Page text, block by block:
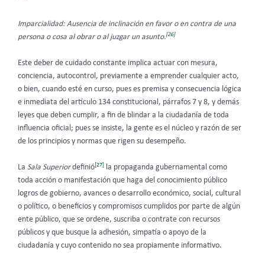
Imparcialidad: Ausencia de inclinación en favor o en contra de una
persona o cosa al obrar o al juzgar un asunto.[26]
Este deber de cuidado constante implica actuar con mesura,
conciencia, autocontrol, previamente a emprender cualquier acto,
o bien, cuando esté en curso, pues es premisa y consecuencia lógica
e inmediata del artículo 134 constitucional, párrafos 7 y 8, y demás
leyes que deben cumplir, a fin de blindar a la ciudadanía de toda
influencia oficial; pues se insiste, la gente es el núcleo y razón de ser
de los principios y normas que rigen su desempeño.
La Sala Superiordefinió[27]
la propaganda gubernamental como
toda acción o manifestación que haga del conocimiento público
logros de gobierno, avances o desarrollo económico, social, cultural
o político, o beneficios y compromisos cumplidos por parte de algún
ente público, que se ordene, suscriba o contrate con recursos
públicos y que busque la adhesión, simpatía o apoyo de la
ciudadanía y cuyo contenido no sea propiamente informativo.